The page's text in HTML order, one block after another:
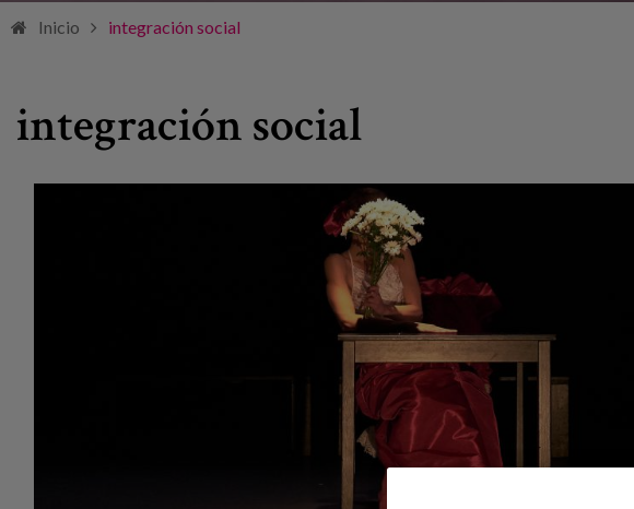
Inicio integración social
integración social